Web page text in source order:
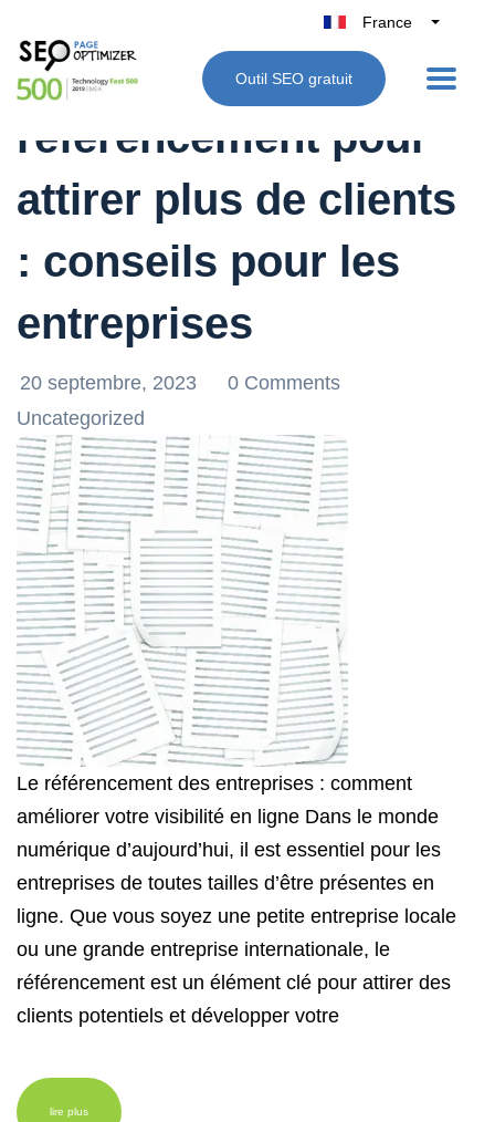
France
Belgique
België
UK
Italie
Outil SEO gratuit
Boostez votre
référencement pour
attirer plus de clients
: conseils pour les
entreprises
20 septembre, 2023
0 Comments
Uncategorized
Le référencement des entreprises : comment
améliorer votre visibilité en ligne Dans le monde
numérique d’aujourd’hui, il est essentiel pour les
entreprises de toutes tailles d’être présentes en
ligne. Que vous soyez une petite entreprise locale
ou une grande entreprise internationale, le
référencement est un élément clé pour attirer des
clients potentiels et développer votre
lire plus